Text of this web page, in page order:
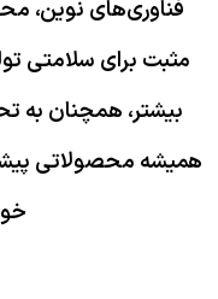
فناوری‌های نوین،
مثبت برای سلامتی
بیشتر، همچنان به
همیشه محصولاتی